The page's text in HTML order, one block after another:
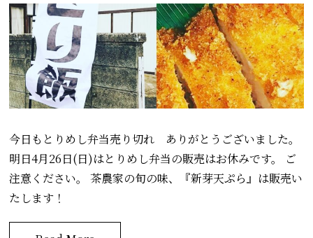
今日もとりめし弁当売り切れ ありがとうございました。
明日4月26日(日)はとりめし弁当の販売はお休みです。 ご
注意ください。 茶農家の旬の味、『新芽天ぷら』は販売い
たします！